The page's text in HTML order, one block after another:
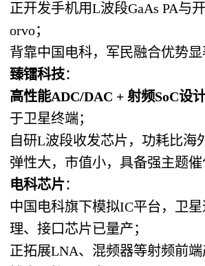
正开发手机用L波段GaAs PA与
orvo；
背靠中国电科，军民融合优势显
臻镭科技：
高性能ADC/DAC + 射频SoC设
于卫星终端；
自研L波段收发芯片，功耗比海
弹性大，市值小，具备强主题催
电科芯片：
中国电科旗下模拟IC平台，卫
理、接口芯片已量产；
正拓展LNA、混频器等射频前端